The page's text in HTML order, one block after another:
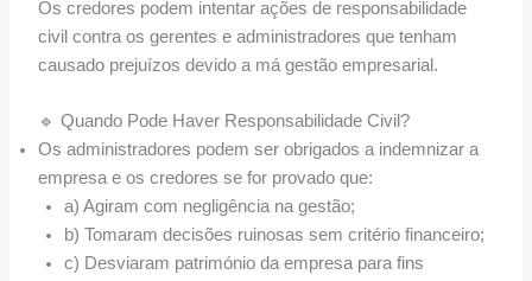
Os credores podem intentar ações de responsabilidade
civil contra os gerentes e administradores que tenham
causado prejuízos devido a má gestão empresarial.
🔹 Quando Pode Haver Responsabilidade Civil?
Os administradores podem ser obrigados a indemnizar a
empresa e os credores se for provado que:
a) Agiram com negligência na gestão;
b) Tomaram decisões ruinosas sem critério financeiro;
c) Desviaram património da empresa para fins